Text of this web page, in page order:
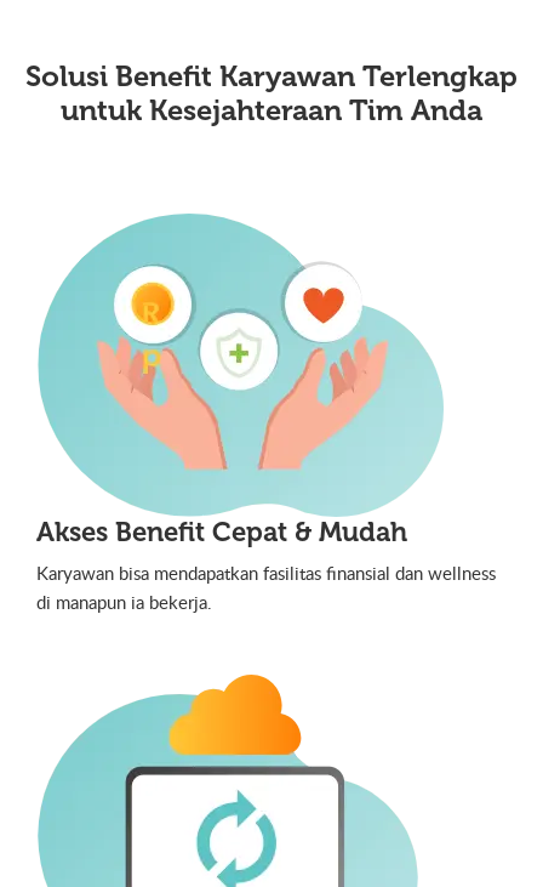
Solusi Benefit Karyawan Terlengkap
untuk Kesejahteraan Tim Anda
Akses Benefit Cepat & Mudah
Karyawan bisa mendapatkan fasilitas finansial dan wellness
di manapun ia bekerja.